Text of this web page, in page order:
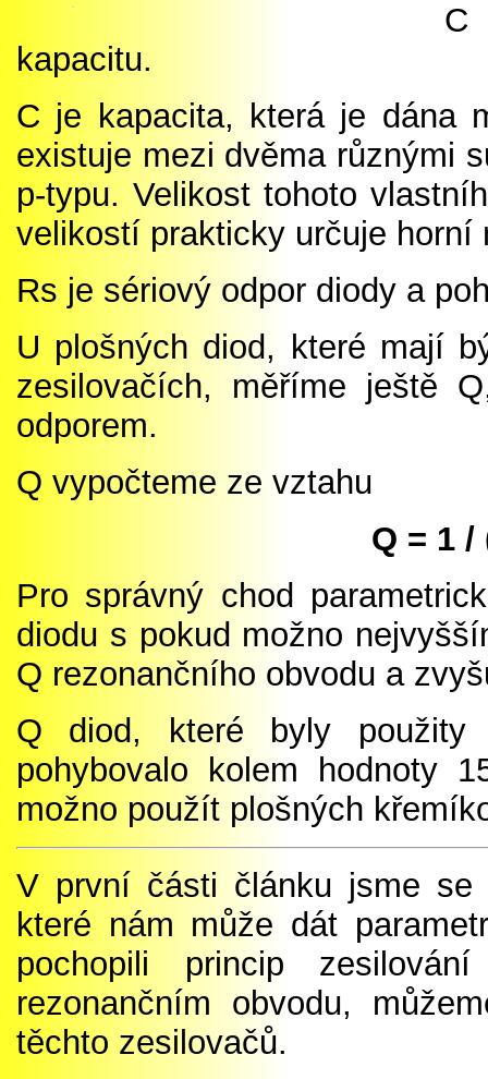
C
kapacitu.
C je kapacita, která je dána
existuje mezi dvěma různými
p-typu. Velikost tohoto
velikostí prakticky určuje horní
Rs je sériový odpor diody a
U plošných diod, které mají
zesilovačích, měříme ještě
odporem.
Q vypočteme ze vztahu
Q = 1 /
Pro správný chod
diodu s pokud možno
Q rezonančního obvodu a
Q diod, které byly použity
pohybovalo kolem hodnoty
možno použít plošných
V první části článku jsme se
které nám může dát
pochopili princip
rezonančním obvodu,
těchto zesilovačů.